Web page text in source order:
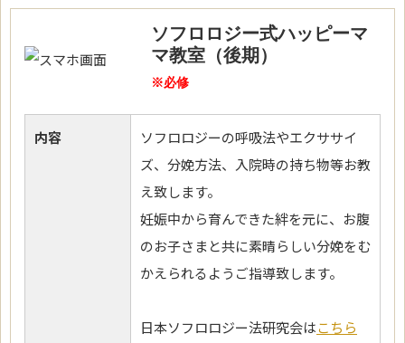
ソフロロジー式ハッピーマ
マ教室（後期）
※必修
内容
ソフロロジーの呼吸法やエクササイ
ズ、分娩方法、入院時の持ち物等お教
え致します。
妊娠中から育んできた絆を元に、お腹
のお子さまと共に素晴らしい分娩をむ
かえられるようご指導致します。
日本ソフロロジー法研究会はこちら